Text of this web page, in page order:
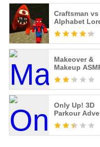
Craftsman vs
Alphabet
Makeover &
Makeup
Only Up! 3D
Parkour